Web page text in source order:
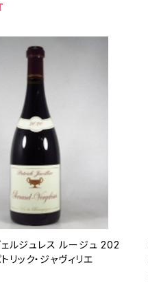
ェルジュレス ルージュ 202
ック・ジャヴィリエ